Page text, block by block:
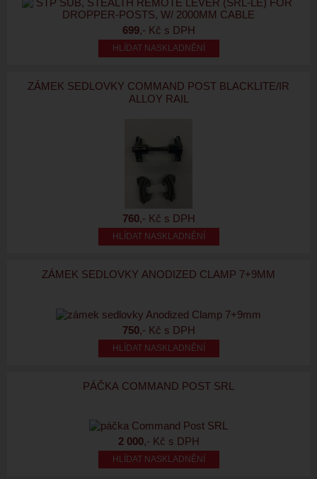
699,- Kč s DPH
HLÍDAT NASKLADNĚNÍ
ZÁMEK SEDLOVKY COMMAND POST BLACKLITE/IR
ALLOY RAIL
760,- Kč s DPH
HLÍDAT NASKLADNĚNÍ
ZÁMEK SEDLOVKY ANODIZED CLAMP 7+9MM
750,- Kč s DPH
HLÍDAT NASKLADNĚNÍ
PÁČKA COMMAND POST SRL
2 000,- Kč s DPH
HLÍDAT NASKLADNĚNÍ